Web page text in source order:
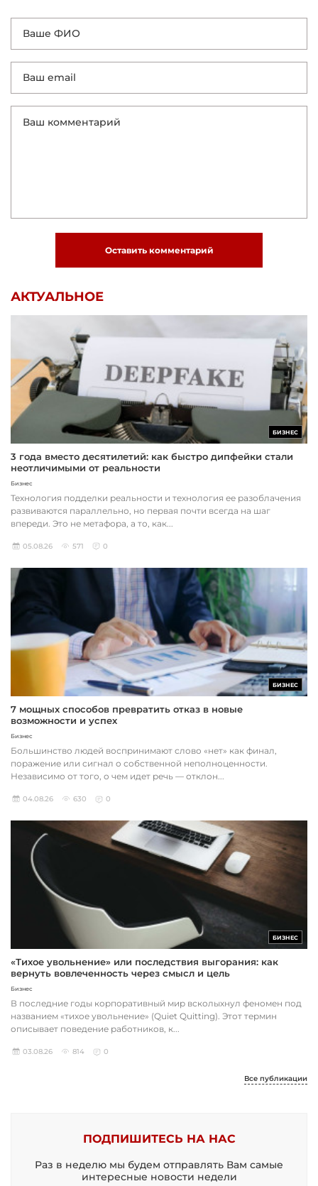
Оставить комментарий
АКТУАЛЬНОЕ
БИЗНЕС
3 года вместо десятилетий: как быстро дипфейки стали
неотличимыми от реальности
Бизнес
Технология подделки реальности и технология ее разоблачения
развиваются параллельно, но первая почти всегда на шаг
впереди. Это не метафора, а то, как...
05.08.26 571 0
БИЗНЕС
7 мощных способов превратить отказ в новые
возможности и успех
Бизнес
Большинство людей воспринимают слово «нет» как финал,
поражение или сигнал о собственной неполноценности.
Независимо от того, о чем идет речь — отклон...
04.08.26 630 0
БИЗНЕС
«Тихое увольнение» или последствия выгорания: как
вернуть вовлеченность через смысл и цель
Бизнес
В последние годы корпоративный мир всколыхнул феномен под
названием «тихое увольнение» (Quiet Quitting). Этот термин
описывает поведение работников, к...
03.08.26 814 0
Все публикации
ПОДПИШИТЕСЬ НА НАС
Раз в неделю мы будем отправлять Вам самые
интересные новости недели